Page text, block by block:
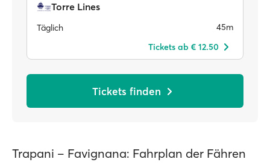
Torre Lines
Täglich
45m
Tickets ab € 12.50
Tickets finden
Trapani – Favignana: Fahrplan der Fähren